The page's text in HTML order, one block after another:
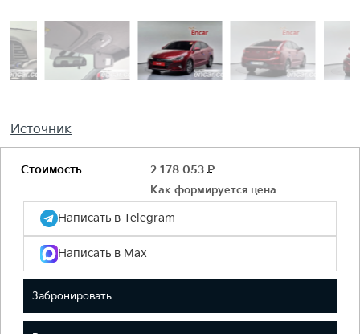
Источник
Стоимость 2 178 053 Р
Как формируется цена
Написать в Telegram
Написать в Max
Забронировать